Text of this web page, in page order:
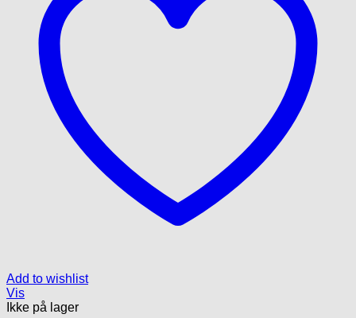
Add to wishlist
Vis
Ikke på lager